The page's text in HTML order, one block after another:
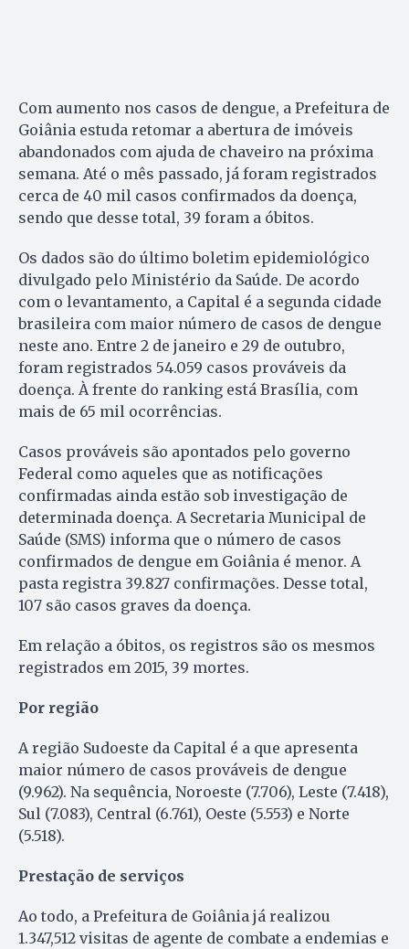
Com aumento nos casos de dengue, a Prefeitura de
Goiânia estuda retomar a abertura de imóveis
abandonados com ajuda de chaveiro na próxima
semana. Até o mês passado, já foram registrados
cerca de 40 mil casos confirmados da doença,
sendo que desse total, 39 foram a óbitos.
Os dados são do último boletim epidemiológico
divulgado pelo Ministério da Saúde. De acordo
com o levantamento, a Capital é a segunda cidade
brasileira com maior número de casos de dengue
neste ano. Entre 2 de janeiro e 29 de outubro,
foram registrados 54.059 casos prováveis da
doença. À frente do ranking está Brasília, com
mais de 65 mil ocorrências.
Casos prováveis são apontados pelo governo
Federal como aqueles que as notificações
confirmadas ainda estão sob investigação de
determinada doença. A Secretaria Municipal de
Saúde (SMS) informa que o número de casos
confirmados de dengue em Goiânia é menor. A
pasta registra 39.827 confirmações. Desse total,
107 são casos graves da doença.
Em relação a óbitos, os registros são os mesmos
registrados em 2015, 39 mortes.
Por região
A região Sudoeste da Capital é a que apresenta
maior número de casos prováveis de dengue
(9.962). Na sequência, Noroeste (7.706), Leste (7.418),
Sul (7.083), Central (6.761), Oeste (5.553) e Norte
(5.518).
Prestação de serviços
Ao todo, a Prefeitura de Goiânia já realizou
1.347,512 visitas de agente de combate a endemias e